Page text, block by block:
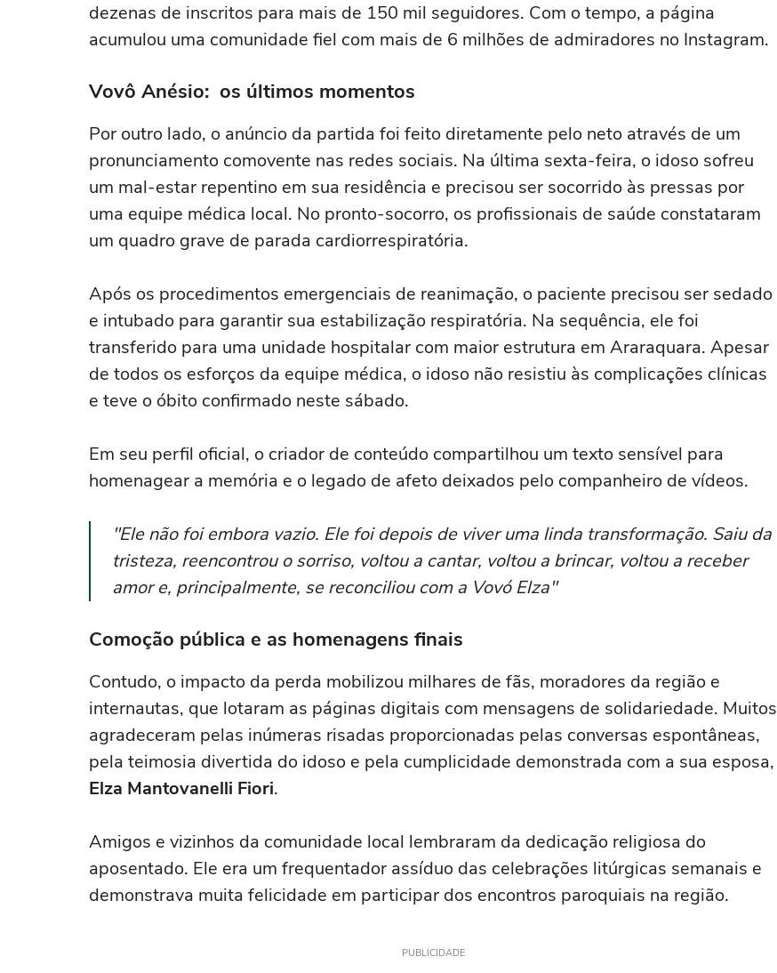
dezenas de inscritos para mais de 150 mil seguidores. Com o tempo, a página
acumulou uma comunidade fiel com mais de 6 milhões de admiradores no Instagram.
Vovô Anésio: os últimos momentos
Por outro lado, o anúncio da partida foi feito diretamente pelo neto através de um
pronunciamento comovente nas redes sociais. Na última sexta-feira, o idoso sofreu
um mal-estar repentino em sua residência e precisou ser socorrido às pressas por
uma equipe médica local. No pronto-socorro, os profissionais de saúde constataram
um quadro grave de parada cardiorrespiratória.
Após os procedimentos emergenciais de reanimação, o paciente precisou ser sedado
e intubado para garantir sua estabilização respiratória. Na sequência, ele foi
transferido para uma unidade hospitalar com maior estrutura em Araraquara. Apesar
de todos os esforços da equipe médica, o idoso não resistiu às complicações clínicas
e teve o óbito confirmado neste sábado.
Em seu perfil oficial, o criador de conteúdo compartilhou um texto sensível para
homenagear a memória e o legado de afeto deixados pelo companheiro de vídeos.
"Ele não foi embora vazio. Ele foi depois de viver uma linda transformação. Saiu da
tristeza, reencontrou o sorriso, voltou a cantar, voltou a brincar, voltou a receber
amor e, principalmente, se reconciliou com a Vovó Elza"
Comoção pública e as homenagens finais
Contudo, o impacto da perda mobilizou milhares de fãs, moradores da região e
internautas, que lotaram as páginas digitais com mensagens de solidariedade. Muitos
agradeceram pelas inúmeras risadas proporcionadas pelas conversas espontâneas,
pela teimosia divertida do idoso e pela cumplicidade demonstrada com a sua esposa,
Elza Mantovanelli Fiori.
Amigos e vizinhos da comunidade local lembraram da dedicação religiosa do
aposentado. Ele era um frequentador assíduo das celebrações litúrgicas semanais e
demonstrava muita felicidade em participar dos encontros paroquiais na região.
PUBLICIDADE